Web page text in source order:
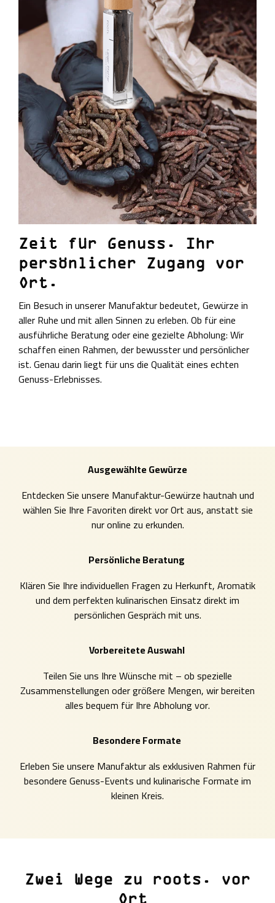
Zeit für Genuss. Ihr
persönlicher Zugang vor
Ort.
Ein Besuch in unserer Manufaktur bedeutet, Gewürze in
aller Ruhe und mit allen Sinnen zu erleben. Ob für eine
ausführliche Beratung oder eine gezielte Abholung: Wir
schaffen einen Rahmen, der bewusster und persönlicher
ist. Genau darin liegt für uns die Qualität eines echten
Genuss-Erlebnisses.
Ausgewählte Gewürze
Entdecken Sie unsere Manufaktur-Gewürze hautnah und
wählen Sie Ihre Favoriten direkt vor Ort aus, anstatt sie
nur online zu erkunden.
Persönliche Beratung
Klären Sie Ihre individuellen Fragen zu Herkunft, Aromatik
und dem perfekten kulinarischen Einsatz direkt im
persönlichen Gespräch mit uns.
Vorbereitete Auswahl
Teilen Sie uns Ihre Wünsche mit – ob spezielle
Zusammenstellungen oder größere Mengen, wir bereiten
alles bequem für Ihre Abholung vor.
Besondere Formate
Erleben Sie unsere Manufaktur als exklusiven Rahmen für
besondere Genuss-Events und kulinarische Formate im
kleinen Kreis.
Zwei Wege zu roots. vor
Ort